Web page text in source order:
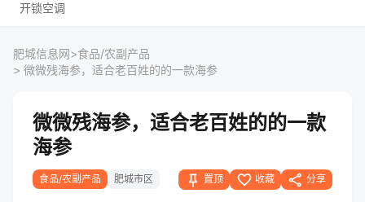
开锁空调
肥城信息网>食品/农副产品
> 微微残海参，适合老百姓的的一款海参
微微残海参，适合老百姓的的一款
海参
食品/农副产品 肥城市区 push_pin 置顶 favorite_border 收藏 share 分享